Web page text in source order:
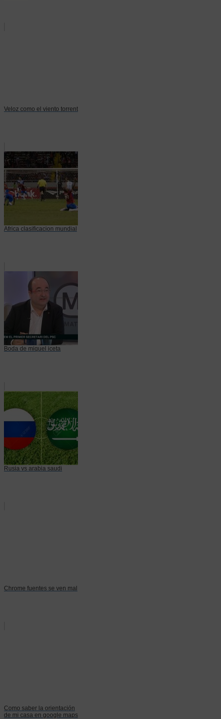
Veloz como el viento torrent
Africa clasificacion mundial
Boda de miquel iceta
Rusia vs arabia saudi
Chrome fuentes se ven mal
Como saber la orientación
de mi casa en google maps